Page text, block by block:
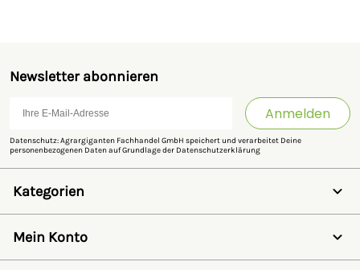
Newsletter abonnieren
Anmelden
Datenschutz: Agrargiganten Fachhandel GmbH speichert und verarbeitet Deine
personenbezogenen Daten auf Grundlage der Datenschutzerklärung
Kategorien
Schermaschinen
Futter- & Tränkesysteme
Haus, Hof & Stall
Mein Konto